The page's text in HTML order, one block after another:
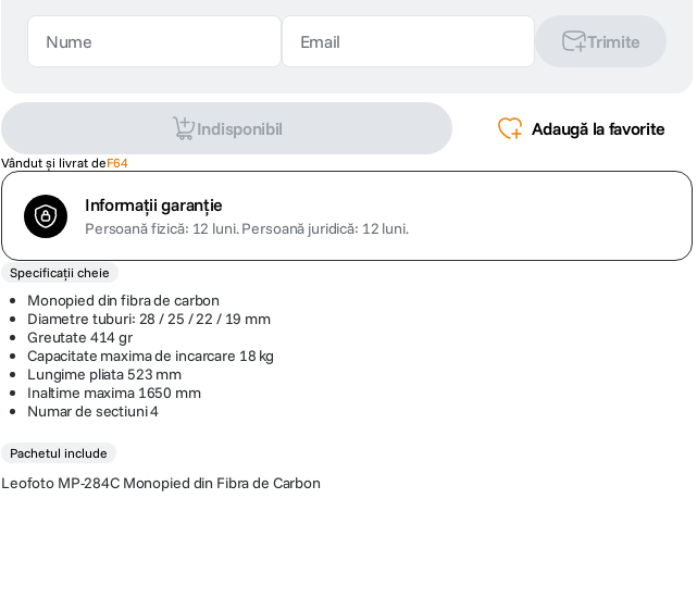
Trimite
Indisponibil Adaugă la favorite
Vândut și livrat deF64
Informații garanție
Persoană fizică: 12 luni.Persoană juridică: 12 luni.
Specificații cheie
Monopied din fibra de carbon
Diametre tuburi: 28 / 25 / 22 / 19 mm
Greutate 414 gr
Capacitate maxima de incarcare 18 kg
Lungime pliata 523 mm
Inaltime maxima 1650 mm
Numar de sectiuni 4
Pachetul include
Leofoto MP-284C Monopied din Fibra de Carbon